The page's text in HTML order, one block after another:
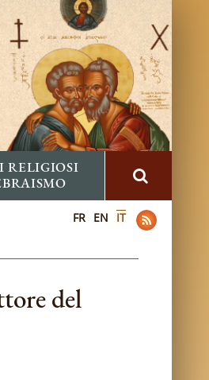
RELIGIOSI
FR EN IT
del